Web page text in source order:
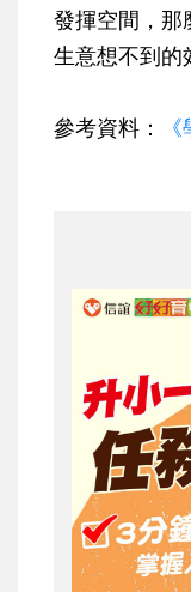
發揮空間，那
生意想不到的
參考資料：